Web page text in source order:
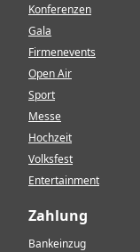
Konferenzen
Gala
Firmenevents
Open Air
Sport
Messe
Hochzeit
Volksfest
Entertainment
Zahlung
Bankeinzug